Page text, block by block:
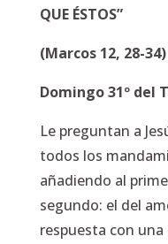
QUE ÉSTOS”
(Marcos 12, 28-34)
Domingo 31º del
Le preguntan a
todos los
añadiendo al
segundo: el del
respuesta con